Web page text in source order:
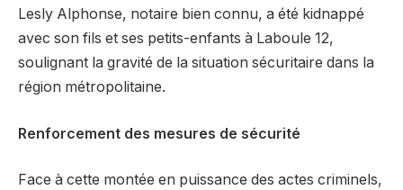
Lesly Alphonse, notaire bien connu, a été kidnappé
avec son fils et ses petits-enfants à Laboule 12,
soulignant la gravité de la situation sécuritaire dans la
région métropolitaine.
Renforcement des mesures de sécurité
Face à cette montée en puissance des actes criminels,